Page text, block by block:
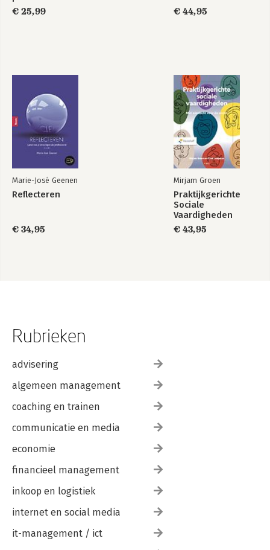
€ 25,99
€ 44,95
Marie-José Geenen
Reflecteren
€ 34,95
Mirjam Groen
Praktijkgerichte
Sociale
Vaardigheden
€ 43,95
Rubrieken
advisering
algemeen management
coaching en trainen
communicatie en media
economie
financieel management
inkoop en logistiek
internet en social media
it-management / ict